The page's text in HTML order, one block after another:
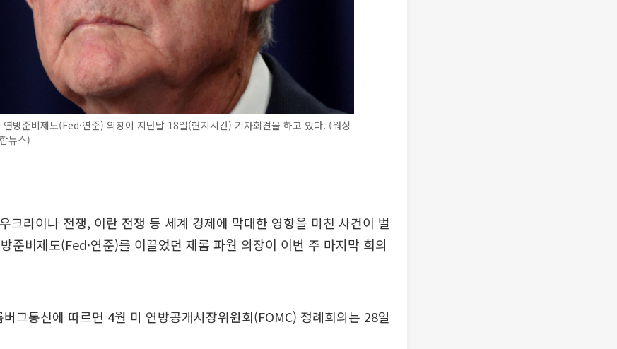
방준비제도(Fed·연준) 의장이 지난달 18일(현지시간) 기자회견을 하고 있다. (워싱
뉴스)
크라이나 전쟁, 이란 전쟁 등 세계 경제에 막대한 영향을 미친 사건이 벌
준비제도(Fed·연준)를 이끌었던 제롬 파월 의장이 이번 주 마지막 회의
그통신에 따르면 4월 미 연방공개시장위원회(FOMC) 정례회의는 28일